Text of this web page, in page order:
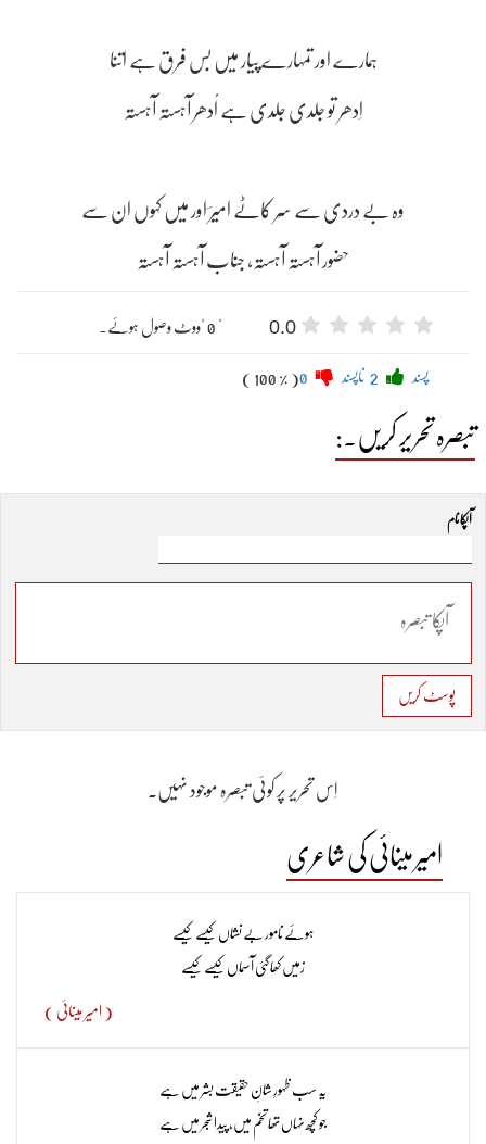
ہمارے اور تمہارے پیار میں بس فرق ہے اتنا
اِدھر تو جلدی جلدی ہے اُدھر آہستہ آہستہ
وہ بے دردی سے سَر کاٹے امیرؔ اور میں کہوں ان سے
حضور آہستہ آہستہ، جناب آہستہ آہستہ
0.0 " 0 "ووٹ وصول ہوئے۔
پسند ناپسند ( 100 % )
تبصرہ تحریر کریں۔:
آپکا نام
پوسٹ کریں
اِس تحریر پر کوئی تبصرہ موجود نہیں۔
امیر مینائی کی شاعری
ہوئے نامور بے نشاں کیسے کیسے
زمیں کھا گئی آسماں کیسے کیسے
( امیر مینائی )
یہ سب ظہورِ شانِ حقیقت بشر میں ہے
جو کچھ نہاں تھا تخم میں، پیدا شجر میں ہے